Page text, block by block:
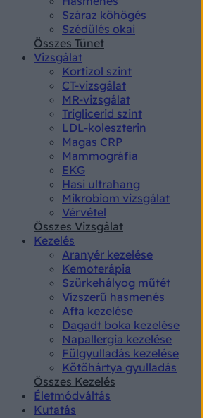
Száraz köhögés
Szédülés okai
Összes Tünet
Vizsgálat
Kortizol szint
CT-vizsgálat
MR-vizsgálat
Triglicerid szint
LDL-koleszterin
Magas CRP
Mammográfia
EKG
Hasi ultrahang
Mikrobiom vizsgálat
Vérvétel
Összes Vizsgálat
Kezelés
Aranyér kezelése
Kemoterápia
Szürkehályog műtét
Vízszerű hasmenés
Afta kezelése
Dagadt boka kezelése
Napallergia kezelése
Fülgyulladás kezelése
Kötőhártya gyulladás
Összes Kezelés
Életmódváltás
Kutatás